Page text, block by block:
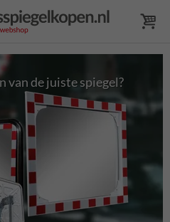
van de juiste spiegel?